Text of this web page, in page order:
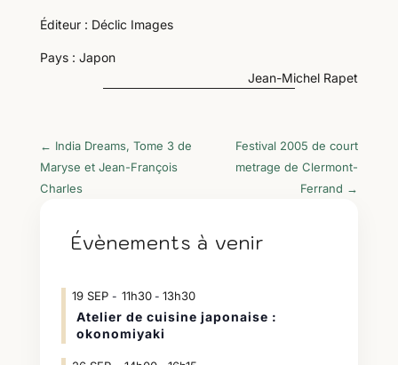
Éditeur : Déclic Images
Pays : Japon
Jean-Michel Rapet
← India Dreams, Tome 3 de
Maryse et Jean-François
Charles
Festival 2005 de court
metrage de Clermont-
Ferrand →
Évènements à venir
19 SEP 11h30- 13h30
Atelier de cuisine japonaise :
okonomiyaki